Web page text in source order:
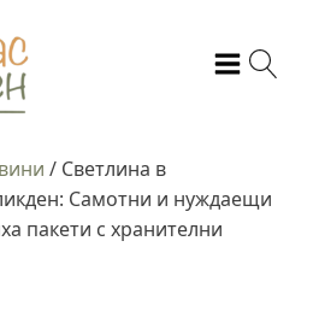
/ Светлина в
Самотни и нуждаещи
пакети с хранителни